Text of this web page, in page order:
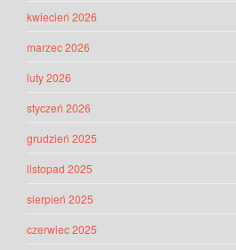
kwiecień 2026
marzec 2026
luty 2026
styczeń 2026
grudzień 2025
listopad 2025
sierpień 2025
czerwiec 2025